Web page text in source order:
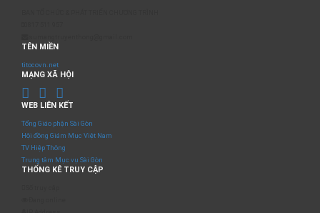
TÊN MIỀN
titocovn.net
MẠNG XÃ HỘI
WEB LIÊN KẾT
Tổng Giáo phận Sài Gòn
Hội đồng Giám Mục Việt Nam
TV Hiệp Thông
Trung tâm Mục vụ Sài Gòn
THỐNG KÊ TRUY CẬP